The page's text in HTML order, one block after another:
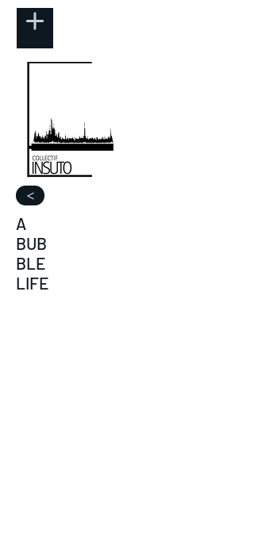
>
A
BUB
BLE
LIFE